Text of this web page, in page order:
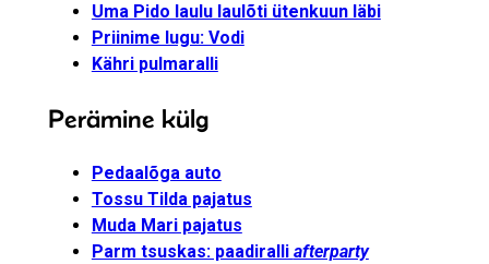
Uma Pido laulu laulõti ütenkuun läbi
Priinime lugu: Vodi
Kähri pulmaralli
Perämine külg
Pedaalõga auto
Tossu Tilda pajatus
Muda Mari pajatus
Parm tsuskas: paadiralli afterparty